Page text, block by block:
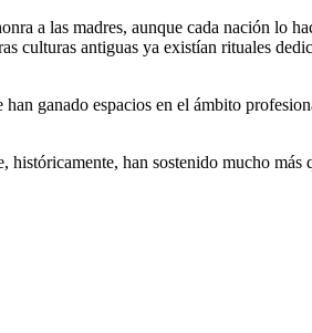
a las madres, aunque cada nación lo
antiguas ya existían rituales
ganado espacios en el ámbito
han sostenido mucho más